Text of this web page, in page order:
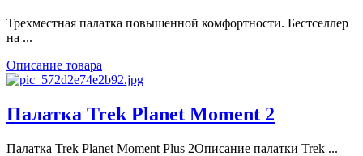
Трехместная палатка повышенной комфортности. Бестселлер
на ...
Описание товара
Палатка Trek Planet Moment 2
Палатка Trek Planet Moment Plus 2Описание палатки Trek ...